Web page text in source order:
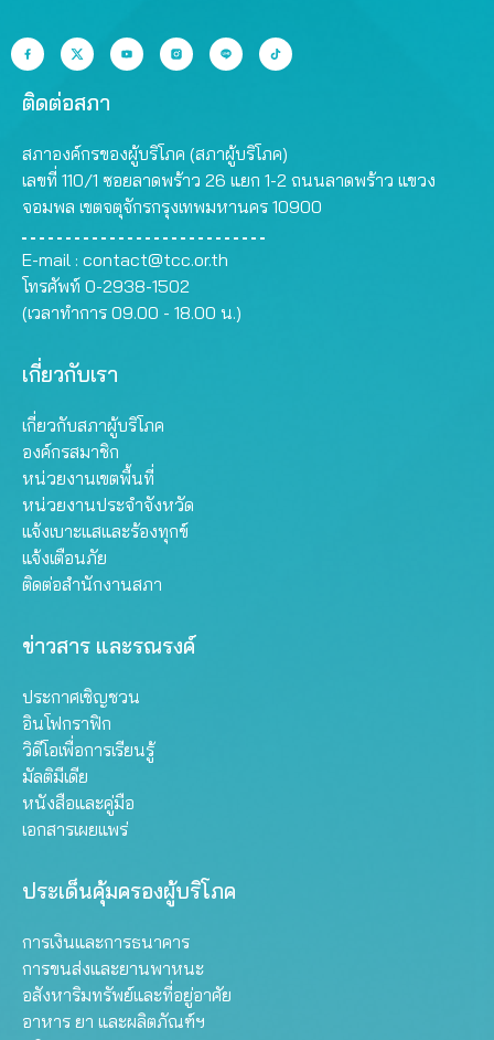
ติดต่อสภา
สภาองค์กรของผู้บริโภค (สภาผู้บริโภค)
เลขที่ 110/1 ซอยลาดพร้าว 26 แยก 1-2 ถนนลาดพร้าว แขวง
จอมพล เขตจตุจักรกรุงเทพมหานคร 10900
E-mail : contact@tcc.or.th
โทรศัพท์ 0-2938-1502
(เวลาทำการ 09.00 - 18.00 น.)
เกี่ยวกับเรา
เกี่ยวกับสภาผู้บริโภค
องค์กรสมาชิก
หน่วยงานเขตพื้นที่
หน่วยงานประจำจังหวัด
แจ้งเบาะแสและร้องทุกข์
แจ้งเตือนภัย
ติดต่อสำนักงานสภา
ข่าวสาร และรณรงค์
ประกาศเชิญชวน
อินโฟกราฟิก
วิดีโอเพื่อการเรียนรู้
มัลติมีเดีย
หนังสือและคู่มือ
เอกสารเผยแพร่
ประเด็นคุ้มครองผู้บริโภค
การเงินและการธนาคาร
การขนส่งและยานพาหนะ
อสังหาริมทรัพย์และที่อยู่อาศัย
อาหาร ยา และผลิตภัณฑ์ฯ